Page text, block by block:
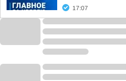
17:07